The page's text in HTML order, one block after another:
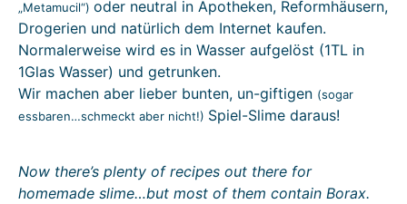
„Metamucil“) oder neutral in Apotheken, Reformhäusern,
Drogerien und natürlich dem Internet kaufen.
Normalerweise wird es in Wasser aufgelöst (1TL in
1Glas Wasser) und getrunken.
Wir machen aber lieber bunten, un-giftigen (sogar
essbaren…schmeckt aber nicht!) Spiel-Slime daraus!
Now there’s plenty of recipes out there for
homemade slime…but most of them contain Borax.